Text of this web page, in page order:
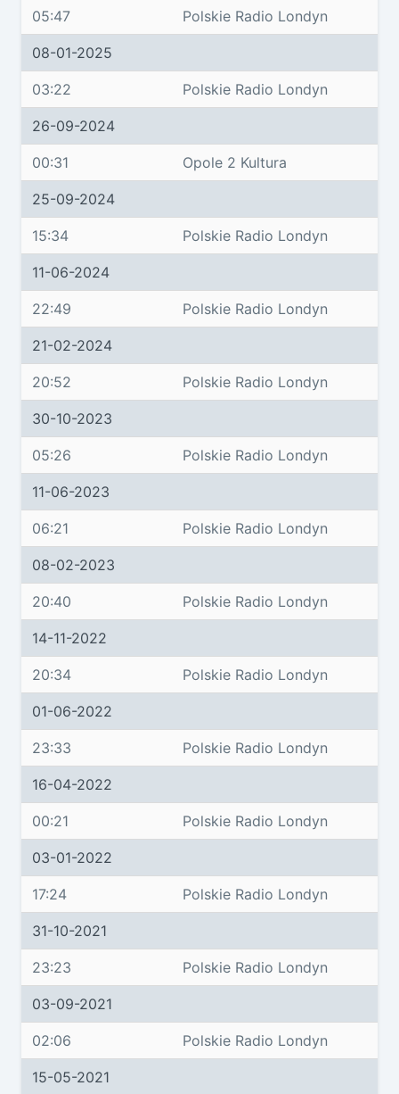
05:47 Polskie Radio Londyn
08-01-2025
03:22 Polskie Radio Londyn
26-09-2024
00:31 Opole 2 Kultura
25-09-2024
15:34 Polskie Radio Londyn
11-06-2024
22:49 Polskie Radio Londyn
21-02-2024
20:52 Polskie Radio Londyn
30-10-2023
05:26 Polskie Radio Londyn
11-06-2023
06:21 Polskie Radio Londyn
08-02-2023
20:40 Polskie Radio Londyn
14-11-2022
20:34 Polskie Radio Londyn
01-06-2022
23:33 Polskie Radio Londyn
16-04-2022
00:21 Polskie Radio Londyn
03-01-2022
17:24 Polskie Radio Londyn
31-10-2021
23:23 Polskie Radio Londyn
03-09-2021
02:06 Polskie Radio Londyn
15-05-2021